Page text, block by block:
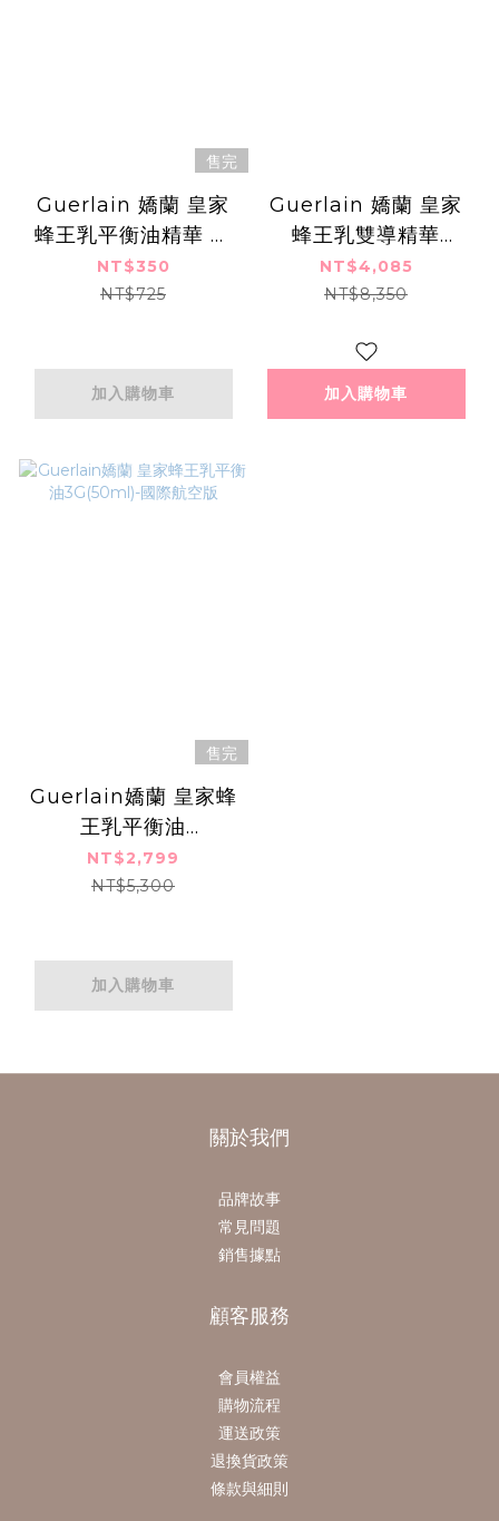
售完
Guerlain 嬌蘭 皇家
蜂王乳平衡油精華 第
四代(5ml)-國際航空
版
NT$350
NT$725
加入購物車
Guerlain 嬌蘭 皇家
蜂王乳雙導精華
(50ml) 新版-國際航
空版
NT$4,085
NT$8,350
加入購物車
售完
Guerlain嬌蘭 皇家蜂
王乳平衡油
3G(50ml)-國際航空
版
NT$2,799
NT$5,300
加入購物車
關於我們
品牌故事
常見問題
銷售據點
顧客服務
會員權益
購物流程
運送政策
退換貨政策
條款與細則